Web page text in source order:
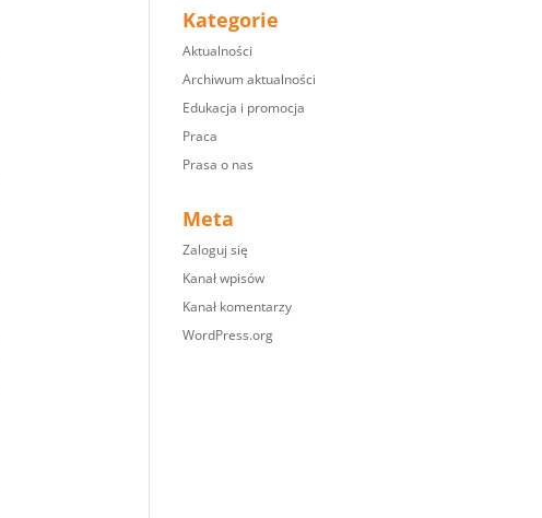
Kategorie
Aktualności
Archiwum aktualności
Edukacja i promocja
Praca
Prasa o nas
Meta
Zaloguj się
Kanał wpisów
Kanał komentarzy
WordPress.org